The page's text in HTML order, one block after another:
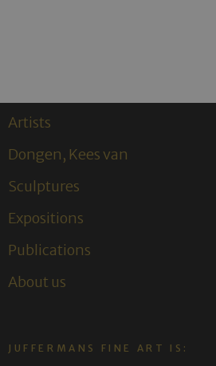
Artists
Dongen, Kees van
Sculptures
Expositions
Publications
About us
JUFFERMANS FINE ART IS: